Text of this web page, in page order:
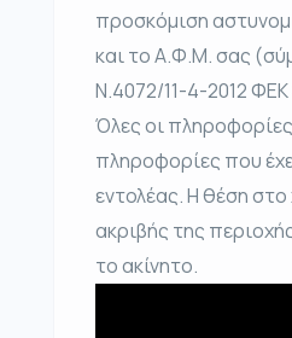
προσκόμιση
και το Α.Φ.Μ. σας
Ν.4072/11-4-2012
Όλες οι
πληροφορίες που
εντολέας. Η θέση στο
ακριβής της
το ακίνητο.